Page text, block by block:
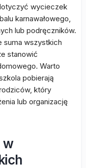
wycieczek
karnawałowego,
lub podręczników.
suma wszystkich
stanowić
Warto
pobierają
który
lub organizację
w